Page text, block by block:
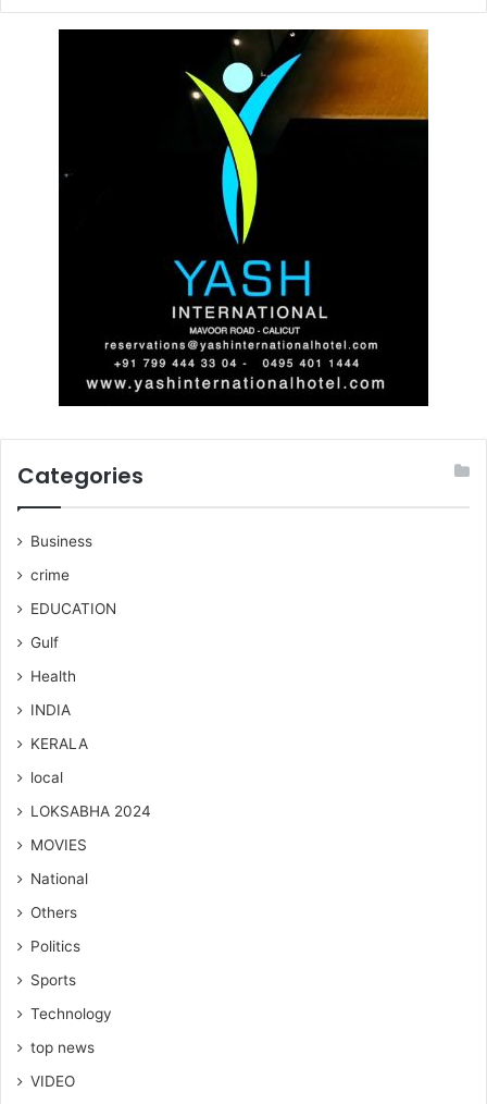
Categories
Business
crime
EDUCATION
Gulf
Health
INDIA
KERALA
local
LOKSABHA 2024
MOVIES
National
Others
Politics
Sports
Technology
top news
VIDEO